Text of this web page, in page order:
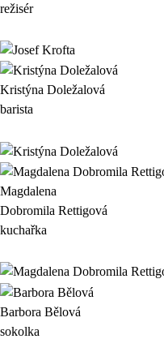
režisér
Kristýna Doležalová
barista
Magdalena
Dobromila Rettigová
kuchařka
Barbora Bělová
sokolka